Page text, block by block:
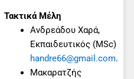
Τακτικά Μέλη
Ανδρεάδου Χαρά,
Εκπαιδευτικός (MSc)
handre66@gmail.com.
Μακαρατζής